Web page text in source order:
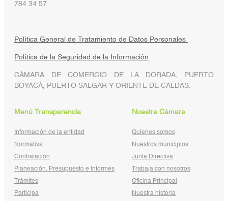
784 34 57
Política General de Tratamiento de Datos Personales
Política de la Seguridad de la Información
CÁMARA DE COMERCIO DE LA DORADA, PUERTO
BOYACÁ, PUERTO SALGAR Y ORIENTE DE CALDAS.
Menú Transparencia
Información de la entidad
Normativa
Contratación
Planeación, Presupuesto e Informes
Trámites
Participa
Nuestra Cámara
Quienes somos
Nuestros municipios
Junta Directiva
Trabaja con nosotros
Oficina Principal
Nuestra historia